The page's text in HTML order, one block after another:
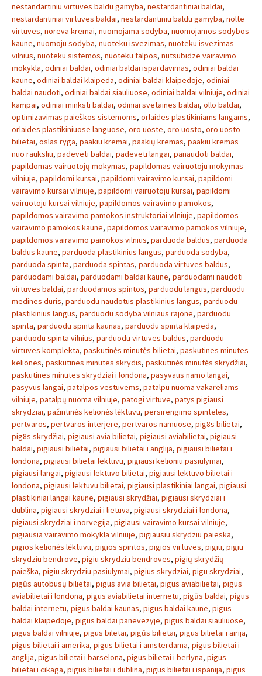
nestandartiniu virtuves baldu gamyba, nestardantiniai baldai,
nestardantiniai virtuves baldai, nestardantiniu baldu gamyba, nolte
virtuves, noreva kremai, nuomojama sodyba, nuomojamos sodybos
kaune, nuomoju sodyba, nuoteku isvezimas, nuoteku isvezimas
vilnius, nuoteku sistemos, nuoteku talpos, nutsubidze vairavimo
mokykla, odiniai baldai, odiniai baldai ispardavimas, odiniai baldai
kaune, odiniai baldai klaipeda, odiniai baldai klaipedoje, odiniai
baldai naudoti, odiniai baldai siauliuose, odiniai baldai vilniuje, odiniai
kampai, odiniai minksti baldai, odiniai svetaines baldai, ollo baldai,
optimizavimas paieškos sistemoms, orlaides plastikiniams langams,
orlaides plastikiniuose languose, oro uoste, oro uosto, oro uosto
bilietai, oslas ryga, paakiu kremai, paakių kremas, paakiu kremas
nuo rauksliu, padeveti baldai, padeveti langai, panaudoti baldai,
papildomas vairuotojų mokymas, papildomas vairuotoju mokymas
vilniuje, papildomi kursai, papildomi vairavimo kursai, papildomi
vairavimo kursai vilniuje, papildomi vairuotoju kursai, papildomi
vairuotoju kursai vilniuje, papildomos vairavimo pamokos,
papildomos vairavimo pamokos instruktoriai vilniuje, papildomos
vairavimo pamokos kaune, papildomos vairavimo pamokos vilniuje,
papildomos vairavimo pamokos vilnius, parduoda baldus, parduoda
baldus kaune, parduoda plastikinius langus, parduoda sodyba,
parduoda spinta, parduoda spintas, parduoda virtuves baldus,
parduodami baldai, parduodami baldai kaune, parduodami naudoti
virtuves baldai, parduodamos spintos, parduodu langus, parduodu
medines duris, parduodu naudotus plastikinius langus, parduodu
plastikinius langus, parduodu sodyba vilniaus rajone, parduodu
spinta, parduodu spinta kaunas, parduodu spinta klaipeda,
parduodu spinta vilnius, parduodu virtuves baldus, parduodu
virtuves komplekta, paskutinės minutės bilietai, paskutines minutes
keliones, paskutines minutes skrydis, paskutinės minutės skrydžiai,
paskutines minutes skrydziai i londona, pasyvaus namo langai,
pasyvus langai, patalpos vestuvems, patalpu nuoma vakareliams
vilniuje, patalpų nuoma vilniuje, patogi virtuve, patys pigiausi
skrydziai, pažintinės kelionės lėktuvu, persirengimo spinteles,
pertvaros, pertvaros interjere, pertvaros namuose, pig8s bilietai,
pig8s skrydžiai, pigiausi avia bilietai, pigiausi aviabilietai, pigiausi
baldai, pigiausi bilietai, pigiausi bilietai i anglija, pigiausi bilietai i
londona, pigiausi bilietai lektuvu, pigiausi kelioniu pasiulymai,
pigiausi langai, pigiausi lektuvo bilietai, pigiausi lektuvo bilietai i
londona, pigiausi lektuvu bilietai, pigiausi plastikiniai langai, pigiausi
plastikiniai langai kaune, pigiausi skrydžiai, pigiausi skrydziai i
dublina, pigiausi skrydziai i lietuva, pigiausi skrydziai i londona,
pigiausi skrydziai i norvegija, pigiausi vairavimo kursai vilniuje,
pigiausia vairavimo mokykla vilniuje, pigiausiu skrydziu paieska,
pigios kelionės lėktuvu, pigios spintos, pigios virtuves, pigiu, pigiu
skrydziu bendrove, pigiu skrydziu bendroves, pigių skrydžių
paieška, pigiu skrydziu pasiulymai, pigius skrydziai, pigu skrydziai,
pigūs autobusų bilietai, pigus avia bilietai, pigus aviabilietai, pigus
aviabilietai i londona, pigus aviabilietai internetu, pigūs baldai, pigus
baldai internetu, pigus baldai kaunas, pigus baldai kaune, pigus
baldai klaipedoje, pigus baldai panevezyje, pigus baldai siauliuose,
pigus baldai vilniuje, pigus biletai, pigūs bilietai, pigus bilietai i airija,
pigus bilietai i amerika, pigus bilietai i amsterdama, pigus bilietai i
anglija, pigus bilietai i barselona, pigus bilietai i berlyna, pigus
bilietai i cikaga, pigus bilietai i dublina, pigus bilietai i ispanija, pigus